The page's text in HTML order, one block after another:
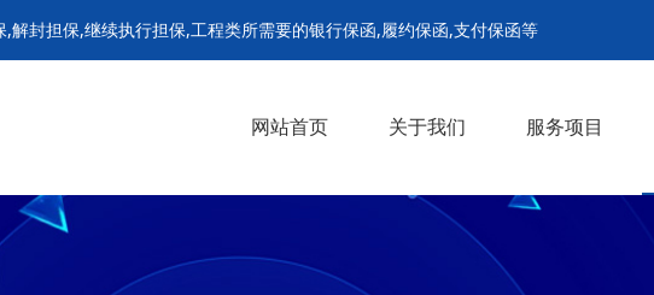
封担保,继续执行担保,工程类所需要的银行保函,履约保函,支付保函等
网站首页 关于我们 服务项目
诉前财产保全担保
诉中财产保全担保
解封担保
继续执行担保
支付担保保函
履约保函
预付款保函
招投标保函
农民工工资保函